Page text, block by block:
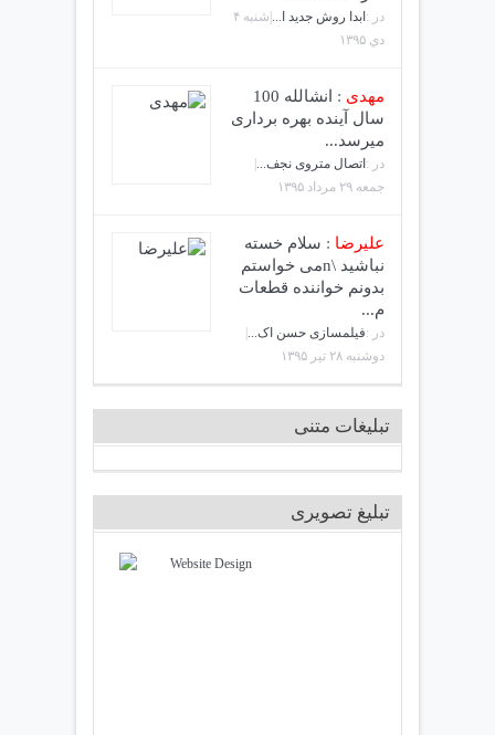
در : ابدا روش جدید ا...
|شنبه ۴
دي ۱۳۹۵
مهدی :
انشالله 100
سال آینده بهره برداری
میرسد...
در : اتصال متروی نجف...
جمعه ۲۹ مرداد ۱۳۹۵
علیرضا : سلام خسته
نباشید \nمی خواستم
بدونم خواننده قطعات
م...
در :فیلمسازی حسن اک...
دوشنبه ۲۸ تير ۱۳۹۵
تبلیغات متنی
تبلیغ تصویری